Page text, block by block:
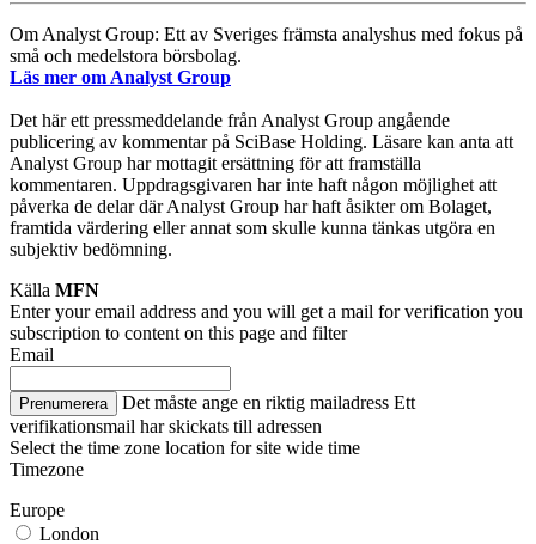
Om Analyst Group: Ett av Sveriges främsta analyshus med fokus på
små och medelstora börsbolag.
Läs mer om Analyst Group
Det här ett pressmeddelande från Analyst Group angående
publicering av kommentar på SciBase Holding. Läsare kan anta att
Analyst Group har mottagit ersättning för att framställa
kommentaren. Uppdragsgivaren har inte haft någon möjlighet att
påverka de delar där Analyst Group har haft åsikter om Bolaget,
framtida värdering eller annat som skulle kunna tänkas utgöra en
subjektiv bedömning.
Källa MFN
Enter your email address and you will get a mail for verification you
subscription to content on this page and filter
Email
Prenumerera Det måste ange en riktig mailadress Ett
verifikationsmail har skickats till adressen
Select the time zone location for site wide time
Timezone
Europe
London